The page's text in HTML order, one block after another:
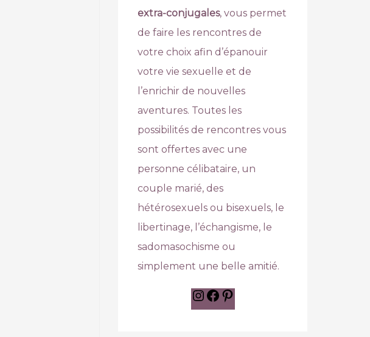
extra-conjugales, vous permet
de faire les rencontres de
votre choix afin d’épanouir
votre vie sexuelle et de
l’enrichir de nouvelles
aventures. Toutes les
possibilités de rencontres vous
sont offertes avec une
personne célibataire, un
couple marié, des
hétérosexuels ou bisexuels, le
libertinage, l’échangisme, le
sadomasochisme ou
simplement une belle amitié.